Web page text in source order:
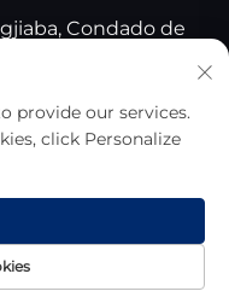
Condado de
China
Zhongyan New
Todos Os Direitos
provide our services.
click Personalize